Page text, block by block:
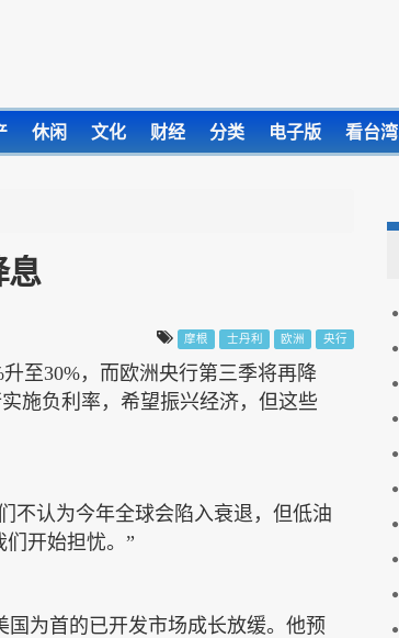
休闲 文化 财经 分类 电子版 看台湾
息
摩根 士丹利 欧洲 央行
升至30%，而欧洲央行第三季将再降
施负利率，希望振兴经济，但这些
不认为今年全球会陷入衰退，但低油
开始担忧。”
国为首的已开发市场成长放缓。他预